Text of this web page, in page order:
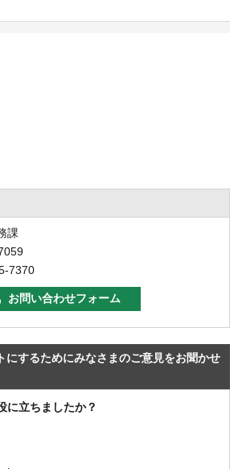
課
7370
にするためにみなさまのご意見をお聞かせ
に立ちましたか？